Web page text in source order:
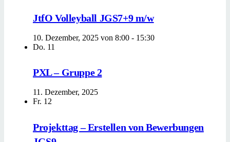
JtfO Volleyball JGS7+9 m/w
10. Dezember, 2025 von 8:00 - 15:30
Do. 11
PXL – Gruppe 2
11. Dezember, 2025
Fr. 12
Projekttag – Erstellen von Bewerbungen